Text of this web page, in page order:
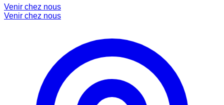
Venir chez nous
Venir chez nous